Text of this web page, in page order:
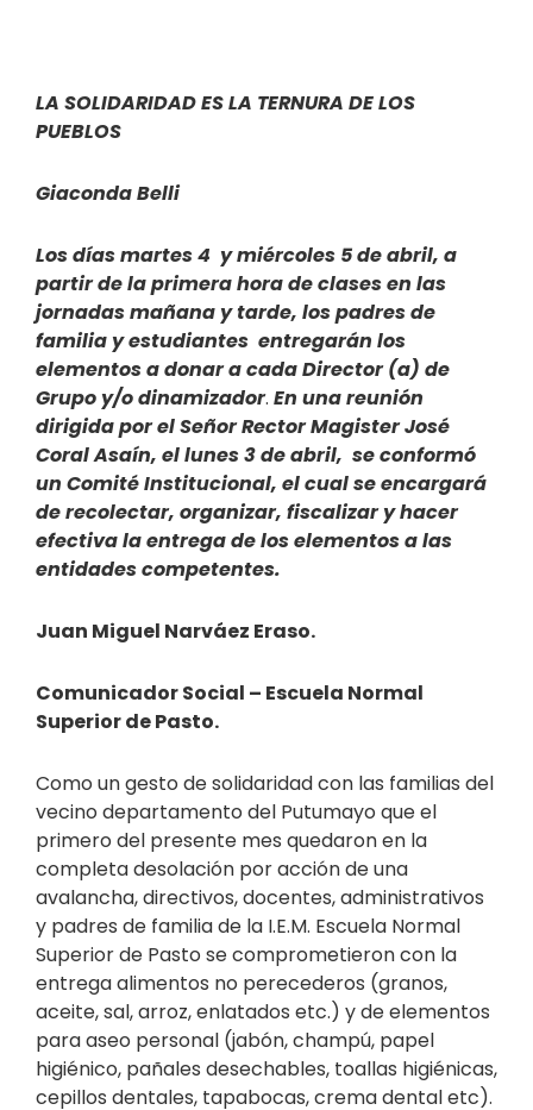
LA SOLIDARIDAD ES LA TERNURA DE LOS
PUEBLOS
Giaconda Belli
Los días martes 4 y miércoles 5 de abril, a
partir de la primera hora de clases en las
jornadas mañana y tarde, los padres de
familia y estudiantes entregarán los
elementos a donar a cada Director (a) de
Grupo y/o dinamizador. En una reunión
dirigida por el Señor Rector Magister José
Coral Asaín, el lunes 3 de abril, se conformó
un Comité Institucional, el cual se encargará
de recolectar, organizar, fiscalizar y hacer
efectiva la entrega de los elementos a las
entidades competentes.
Juan Miguel Narváez Eraso.
Comunicador Social – Escuela Normal
Superior de Pasto.
Como un gesto de solidaridad con las familias del
vecino departamento del Putumayo que el
primero del presente mes quedaron en la
completa desolación por acción de una
avalancha, directivos, docentes, administrativos
y padres de familia de la I.E.M. Escuela Normal
Superior de Pasto se comprometieron con la
entrega alimentos no perecederos (granos,
aceite, sal, arroz, enlatados etc.) y de elementos
para aseo personal (jabón, champú, papel
higiénico, pañales desechables, toallas higiénicas,
cepillos dentales, tapabocas, crema dental etc).